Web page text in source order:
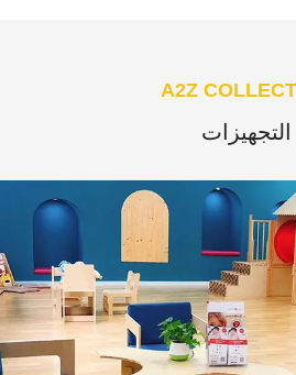
A2Z
التجهيزات